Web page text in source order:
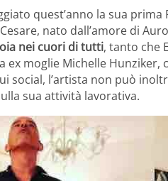
quest’anno la sua
nato dall’amore di
nei cuori di tutti, tanto che
ex moglie Michelle
social, l’artista non può
sua attività lavorativa.